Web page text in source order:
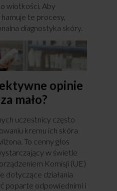
wiotkości. Aby
te procesy,
diagnostyka skóry.
opinie
mało?
uczestnicy często
kremu ich skóra
To cenny głos
w świetle
Komisji (UE)
dotyczące działania
poparte odpowiednimi i